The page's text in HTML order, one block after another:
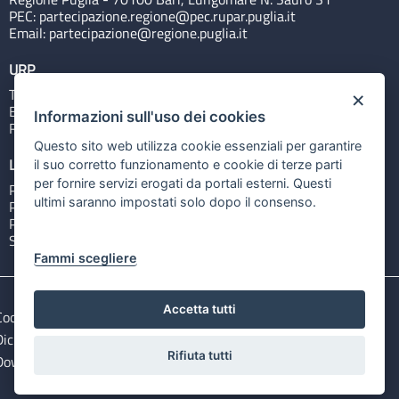
PEC: partecipazione.regione@pec.rupar.puglia.it
Email: partecipazione@regione.puglia.it
URP
Tel: 800713939
Email:quiregione@regione.puglia.it
Rubrica
Link utili
Portale Istituzionale
PO FESR Puglia 2014-2020
PSR Puglia 2014-2020
Sistema Puglia
e privacy
Note legali
di accessibilità
Open Data files
×
Informazioni sull'uso dei cookies
Questo sito web utilizza cookie essenziali per garantire
il suo corretto funzionamento e cookie di terze parti
per fornire servizi erogati da portali esterni. Questi
ultimi saranno impostati solo dopo il consenso.
Fammi scegliere
Accetta tutti
Rifiuta tutti